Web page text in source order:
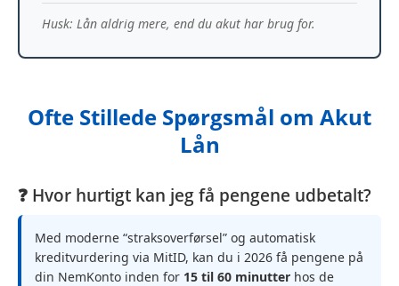
Husk: Lån aldrig mere, end du akut har brug for.
Ofte Stillede Spørgsmål om Akut
Lån
❓ Hvor hurtigt kan jeg få pengene udbetalt?
Med moderne “straksoverførsel” og automatisk
kreditvurdering via MitID, kan du i 2026 få pengene på
din NemKonto inden for 15 til 60 minutter hos de